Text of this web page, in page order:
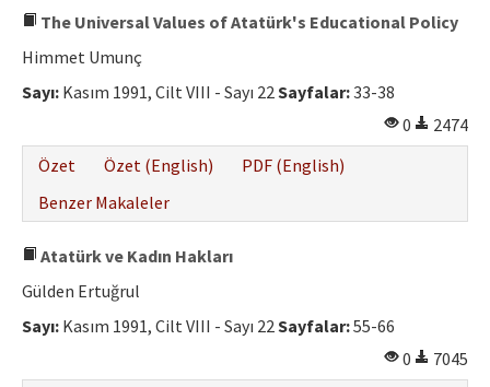
The Universal Values of Atatürk's Educational Policy
Himmet Umunç
Sayı: Kasım 1991, Cilt VIII - Sayı 22Sayfalar:33-38
0
2474
Özet
Özet (English)
PDF (English)
Benzer Makaleler
Atatürk ve Kadın Hakları
Gülden Ertuğrul
Sayı: Kasım 1991, Cilt VIII - Sayı 22Sayfalar:55-66
0
7045